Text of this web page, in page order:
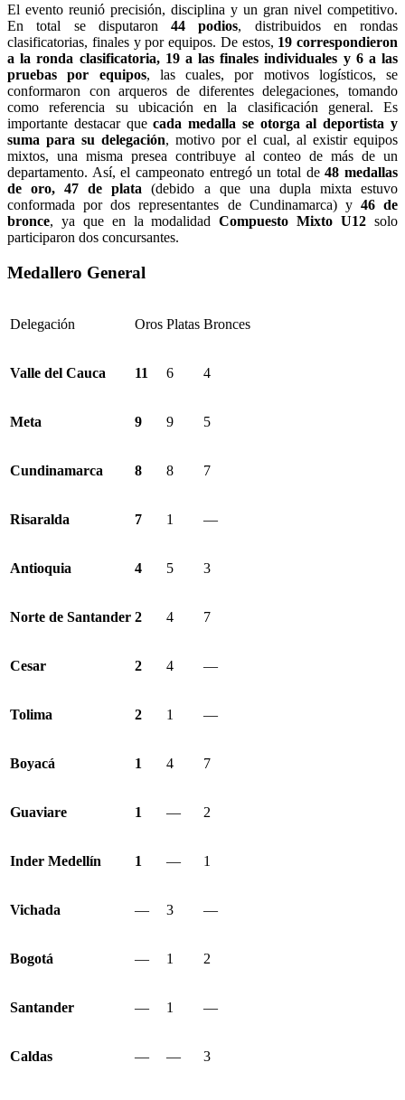
El evento reunió precisión, disciplina y un gran nivel competitivo.
En total se disputaron 44 podios, distribuidos en rondas
clasificatorias, finales y por equipos. De estos, 19 correspondieron
a la ronda clasificatoria, 19 a las finales individuales y 6 a las
pruebas por equipos, las cuales, por motivos logísticos, se
conformaron con arqueros de diferentes delegaciones, tomando
como referencia su ubicación en la clasificación general. Es
importante destacar quecada medalla se otorga al deportista y
suma para su delegación, motivo por el cual, al existir equipos
mixtos, una misma presea contribuye al conteo de más de un
departamento. Así, el campeonato entregó un total de48 medallas
de oro, 47 de plata (debido a que una dupla mixta estuvo
conformada por dos representantes de Cundinamarca) y 46 de
bronce, ya que en la modalidadCompuesto Mixto U12 solo
participaron dos concursantes.
Medallero General
Delegación Oros Platas Bronces
Valle del Cauca 11 6 4
Meta 9 9 5
Cundinamarca 8 8 7
Risaralda 7 1 —
Antioquia 4 5 3
Norte de Santander 2 4 7
Cesar 2 4 —
Tolima 2 1 —
Boyacá 1 4 7
Guaviare 1 — 2
Inder Medellín 1 — 1
Vichada — 3 —
Bogotá — 1 2
Santander — 1 —
Caldas — — 3